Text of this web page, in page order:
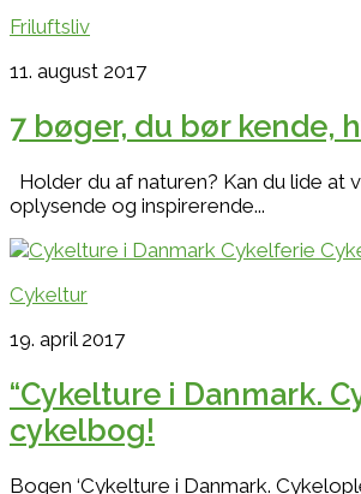
Friluftsliv
11. august 2017
7 bøger, du bør kende,
Holder du af naturen? Kan du lide
oplysende og inspirerende...
Cykeltur
19. april 2017
“Cykelture i Danmark.
cykelbog!
Bogen ‘Cykelture i Danmark.